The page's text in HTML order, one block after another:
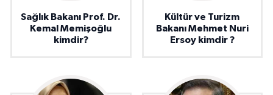
Sağlık Bakanı Prof. Dr.
Kemal Memişoğlu
kimdir?
Kültür ve Turizm
Bakanı Mehmet Nuri
Ersoy kimdir ?